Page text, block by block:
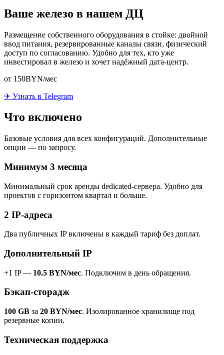
Ваше железо в нашем ДЦ
Размещение собственного оборудования в стойке: двойной
ввод питания, резервированные каналы связи, физический
доступ по согласованию. Удобно для тех, кто уже
инвестировал в железо и хочет надёжный дата-центр.
от 150BYN/мес
✈ Узнать в Telegram
Что включено
Базовые условия для всех конфигураций. Дополнительные
опции — по запросу.
Минимум 3 месяца
Минимальный срок аренды dedicated-сервера. Удобно для
проектов с горизонтом квартал и больше.
2 IP-адреса
Два публичных IP включены в каждый тариф без доплат.
Дополнительный IP
+1 IP — 10.5 BYN/мес. Подключим в день обращения.
Бэкап-сторадж
100 GB за 20 BYN/мес. Изолированное хранилище под
резервные копии.
Техническая поддержка